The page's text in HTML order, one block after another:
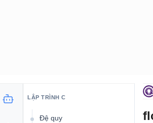
LẬP TRÌNH C
Đệ quy